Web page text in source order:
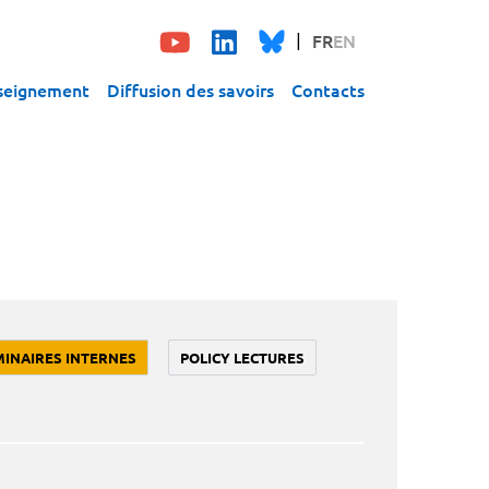
FREN
Diffusion des savoirs Contacts
INTERNES POLICY LECTURES